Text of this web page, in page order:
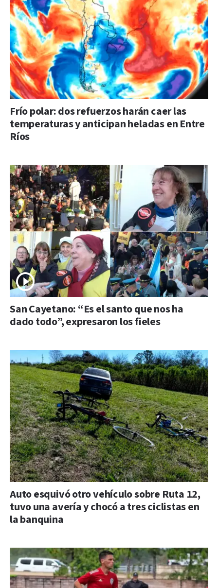
Frío polar: dos refuerzos harán caer las
temperaturas y anticipan heladas en Entre
Ríos
San Cayetano: “Es el santo que nos ha
dado todo”, expresaron los fieles
Auto esquivó otro vehículo sobre Ruta 12,
tuvo una avería y chocó a tres ciclistas en
la banquina